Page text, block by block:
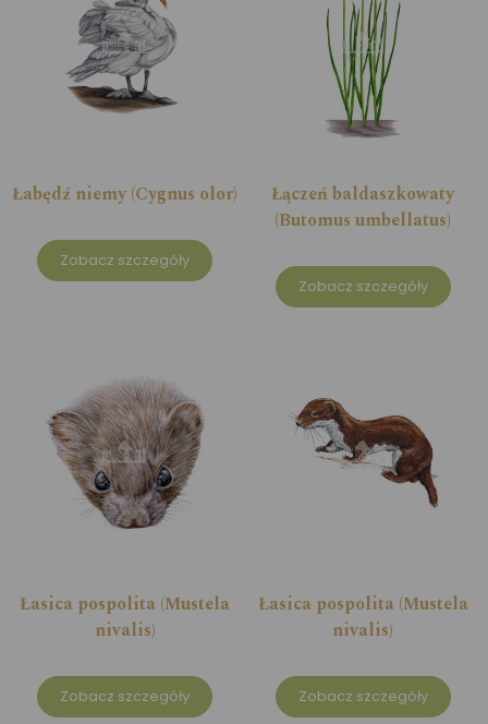
Łabędź niemy (Cygnus olor)
Zobacz szczegóły
Łączeń baldaszkowaty
(Butomus umbellatus)
Zobacz szczegóły
Łasica pospolita (Mustela
nivalis)
Zobacz szczegóły
Łasica pospolita (Mustela
nivalis)
Zobacz szczegóły